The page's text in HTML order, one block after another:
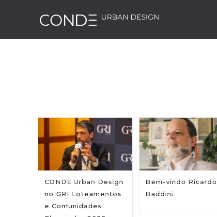
CONDE Urban Design
no GRI Loteamentos
e Comunidades
Bem-vindo Ricardo
Baddini.